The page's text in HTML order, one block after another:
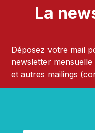
La
Déposez votre mail
newsletter mensuelle
et autres mailings